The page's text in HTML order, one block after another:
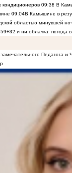
09:38 В
09:04В Камышине в
областью минувшей
+32 и ни облачка: погода
Педагога и